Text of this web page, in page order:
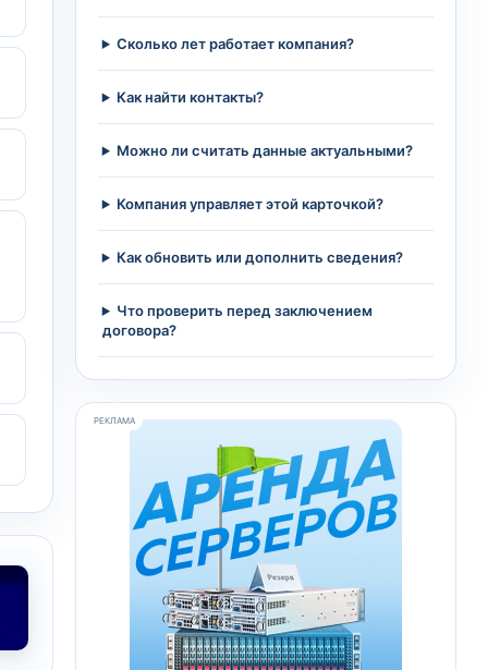
Сколько лет работает компания?
Как найти контакты?
Можно ли считать данные актуальными?
Компания управляет этой карточкой?
Как обновить или дополнить сведения?
Что проверить перед заключением
договора?
РЕКЛАМА